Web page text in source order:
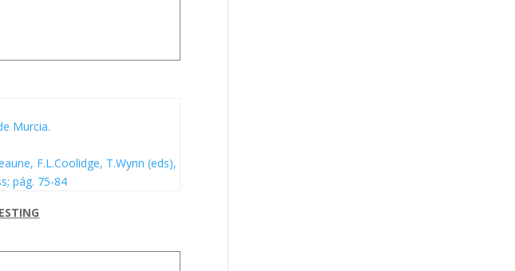
Murcia.
F.L.Coolidge, T.Wynn (eds),
pág. 75-84